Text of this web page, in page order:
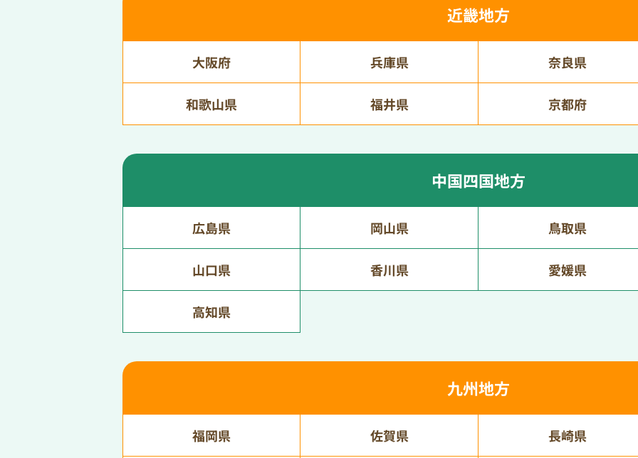
近畿地方
大阪府 兵庫県 奈良県
和歌山県 福井県 京都府
中国四国地方
広島県 岡山県 鳥取県
山口県 香川県 愛媛県
高知県
九州地方
福岡県 佐賀県 長崎県